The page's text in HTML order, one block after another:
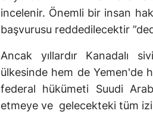
incelenir. Önemli bir insan
başvurusu reddedilecektir
Ancak yıllardır Kanadalı
ülkesinde hem de Yemen'de
federal hükümeti Suudi
etmeye ve gelecekteki tüm